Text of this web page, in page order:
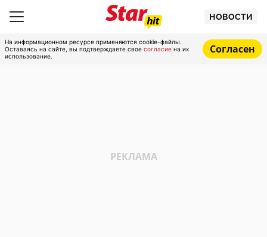
НОВОСТИ
На информационном ресурсе применяются cookie-файлы.
Оставаясь на сайте, вы подтверждаете свое согласие на их
использование.
Согласен